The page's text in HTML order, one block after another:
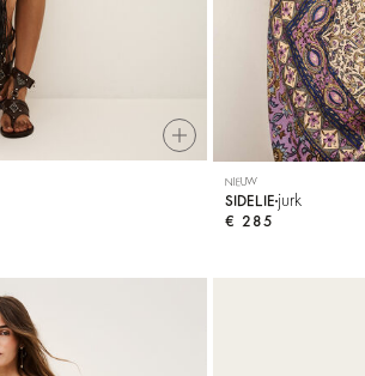
NIEUW
SIDELIE jurk
€ 285